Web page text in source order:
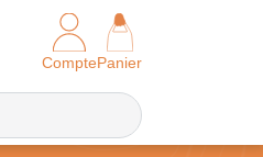
ComptePanier